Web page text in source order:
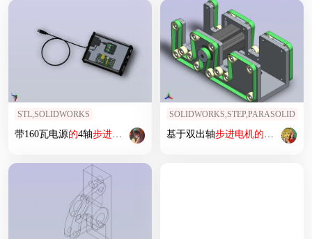
STL,SOLIDWORKS
带160瓦电源的4轴步进电机控制器
SOLIDWORKS,STEP,PARASOLID
基于双出轴步进电机的双列皮带